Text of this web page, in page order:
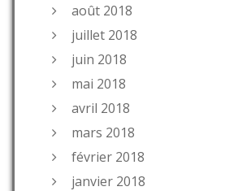
août 2018
juillet 2018
juin 2018
mai 2018
avril 2018
mars 2018
février 2018
janvier 2018